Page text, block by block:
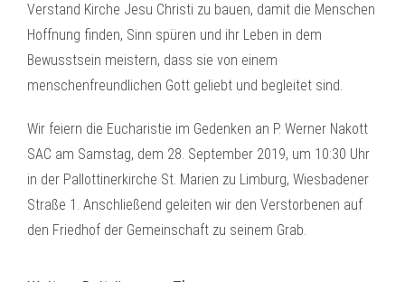
Verstand Kirche Jesu Christi zu bauen, damit die Menschen
Hoffnung finden, Sinn spüren und ihr Leben in dem
Bewusstsein meistern, dass sie von einem
menschenfreundlichen Gott geliebt und begleitet sind.
Wir feiern die Eucharistie im Gedenken an P. Werner Nakott
SAC am Samstag, dem 28. September 2019, um 10:30 Uhr
in der Pallottinerkirche St. Marien zu Limburg, Wiesbadener
Straße 1. Anschließend geleiten wir den Verstorbenen auf
den Friedhof der Gemeinschaft zu seinem Grab.